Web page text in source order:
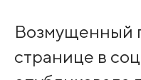
Возмущенный
странице в